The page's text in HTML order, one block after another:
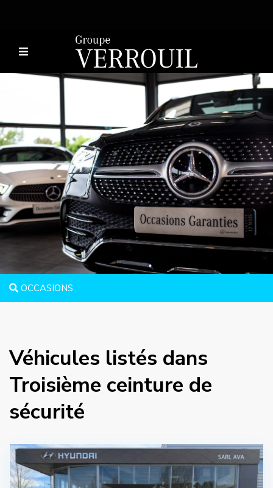
OCCASIONS
Véhicules listés dans
Troisième ceinture de
sécurité